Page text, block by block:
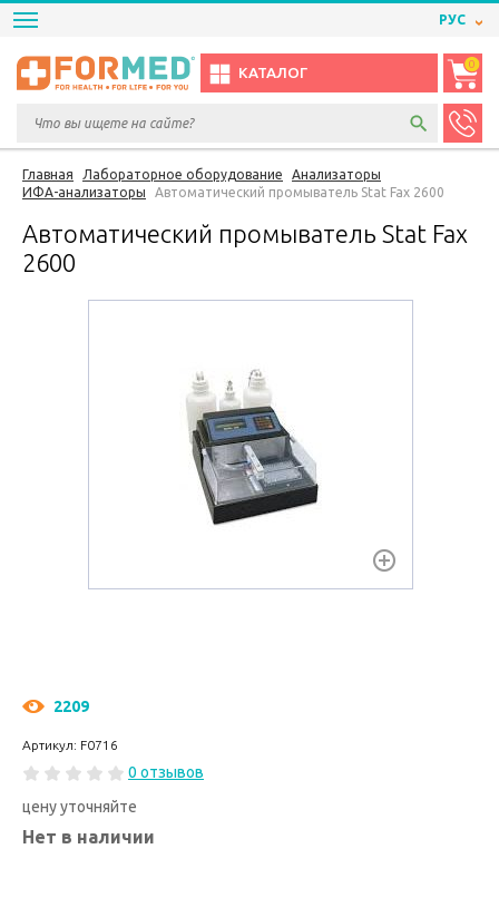
РУС
КАТАЛОГ
0
Главная Лабораторное оборудование
Анализаторы
ИФА-анализаторы
Автоматический промыватель Stat Fax 2600
Автоматический промыватель Stat Fax
2600
2209
Артикул: F0716
0 отзывов
цену уточняйте
Нет в наличии